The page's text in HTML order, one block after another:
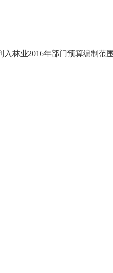
林业2016年部门预算编制范